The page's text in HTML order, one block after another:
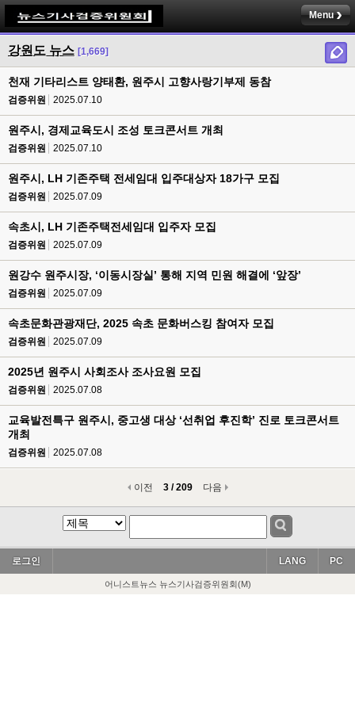
Menu
강원도 뉴스 [1,669]
천재 기타리스트 양태환, 원주시 고향사랑기부제 동참
검증위원 2025.07.10
원주시, 경제교육도시 조성 토크콘서트 개최
검증위원 2025.07.10
원주시, LH 기존주택 전세임대 입주대상자 18가구 모집
검증위원 2025.07.09
속초시, LH 기존주택전세임대 입주자 모집
검증위원 2025.07.09
원강수 원주시장, ‘이동시장실’ 통해 지역 민원 해결에 ‘앞장’
검증위원 2025.07.09
속초문화관광재단, 2025 속초 문화버스킹 참여자 모집
검증위원 2025.07.09
2025년 원주시 사회조사 조사요원 모집
검증위원 2025.07.08
교육발전특구 원주시, 중고생 대상 ‘선취업 후진학’ 진로 토크콘서트
개최
검증위원 2025.07.08
이전 3 / 209 다음
로그인 PC
LANG
어니스트뉴스 뉴스기사검증위원회(M)